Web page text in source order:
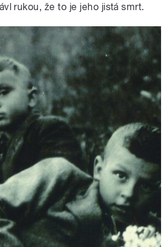
rukou, že to je jeho jistá smrt.